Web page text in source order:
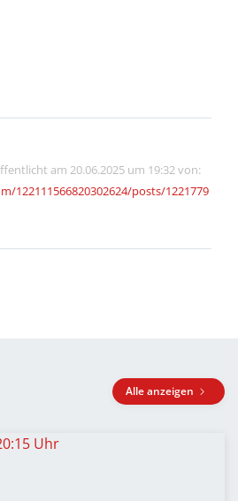
am 20.06.2025 um 19:32 von:
122111566820302624/posts/1221779
Alle anzeigen